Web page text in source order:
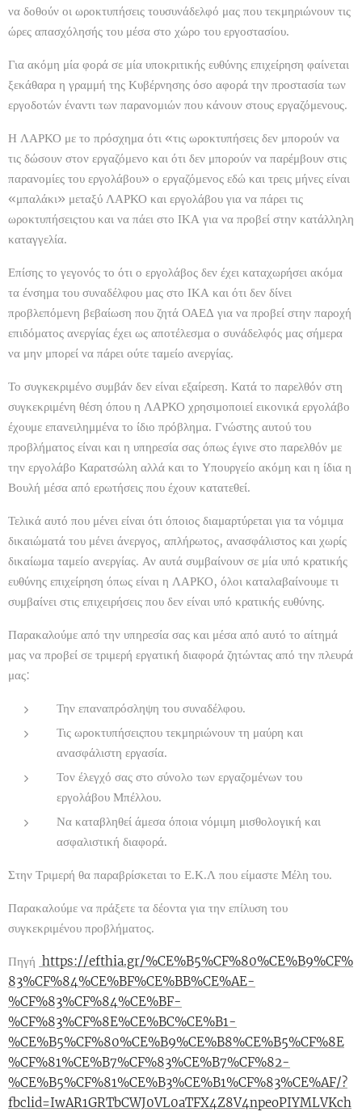
να δοθούν οι ωροκτυπήσεις τουσυνάδελφό μας που τεκμηριώνουν τις
ώρες απασχόλησής του μέσα στο χώρο του εργοστασίου.
Για ακόμη μία φορά σε μία υποκριτικής ευθύνης επιχείρηση φαίνεται
ξεκάθαρα η γραμμή της Κυβέρνησης όσο αφορά την προστασία των
εργοδοτών έναντι των παρανομιών που κάνουν στους εργαζόμενους.
Η ΛΑΡΚΟ με το πρόσχημα ότι «τις ωροκτυπήσεις δεν μπορούν να
τις δώσουν στον εργαζόμενο και ότι δεν μπορούν να παρέμβουν στις
παρανομίες του εργολάβου» ο εργαζόμενος εδώ και τρεις μήνες είναι
«μπαλάκι» μεταξύ ΛΑΡΚΟ και εργολάβου για να πάρει τις
ωροκτυπήσειςτου και να πάει στο ΙΚΑ για να προβεί στην κατάλληλη
καταγγελία.
Επίσης το γεγονός το ότι ο εργολάβος δεν έχει καταχωρήσει ακόμα
τα ένσημα του συναδέλφου μας στο ΙΚΑ και ότι δεν δίνει
προβλεπόμενη βεβαίωση που ζητά ΟΑΕΔ για να προβεί στην παροχή
επιδόματος ανεργίας έχει ως αποτέλεσμα ο συνάδελφός μας σήμερα
να μην μπορεί να πάρει ούτε ταμείο ανεργίας.
Το συγκεκριμένο συμβάν δεν είναι εξαίρεση. Κατά το παρελθόν στη
συγκεκριμένη θέση όπου η ΛΑΡΚΟ χρησιμοποιεί εικονικά εργολάβο
έχουμε επανειλημμένα το ίδιο πρόβλημα. Γνώστης αυτού του
προβλήματος είναι και η υπηρεσία σας όπως έγινε στο παρελθόν με
την εργολάβο Καρατσώλη αλλά και το Υπουργείο ακόμη και η ίδια η
Βουλή μέσα από ερωτήσεις που έχουν κατατεθεί.
Τελικά αυτό που μένει είναι ότι όποιος διαμαρτύρεται για τα νόμιμα
δικαιώματά του μένει άνεργος, απλήρωτος, ανασφάλιστος και χωρίς
δικαίωμα ταμείο ανεργίας. Αν αυτά συμβαίνουν σε μία υπό κρατικής
ευθύνης επιχείρηση όπως είναι η ΛΑΡΚΟ, όλοι καταλαβαίνουμε τι
συμβαίνει στις επιχειρήσεις που δεν είναι υπό κρατικής ευθύνης.
Παρακαλούμε από την υπηρεσία σας και μέσα από αυτό το αίτημά
μας να προβεί σε τριμερή εργατική διαφορά ζητώντας από την πλευρά
μας:
Την επαναπρόσληψη του συναδέλφου.
Τις ωροκτυπήσειςπου τεκμηριώνουν τη μαύρη και
ανασφάλιστη εργασία.
Τον έλεγχό σας στο σύνολο των εργαζομένων του
εργολάβου Μπέλλου.
Να καταβληθεί άμεσα όποια νόμιμη μισθολογική και
ασφαλιστική διαφορά.
Στην Τριμερή θα παραβρίσκεται το Ε.Κ.Λ που είμαστε Μέλη του.
Παρακαλούμε να πράξετε τα δέοντα για την επίλυση του
συγκεκριμένου προβλήματος.
Πηγή https://efthia.gr/%CE%B5%CF%80%CE%B9%CF%
83%CF%84%CE%BF%CE%BB%CE%AE-
%CF%83%CF%84%CE%BF-
%CF%83%CF%8E%CE%BC%CE%B1-
%CE%B5%CF%80%CE%B9%CE%B8%CE%B5%CF%8E
%CF%81%CE%B7%CF%83%CE%B7%CF%82-
%CE%B5%CF%81%CE%B3%CE%B1%CF%83%CE%AF/?
fbclid=IwAR1GRTbCWJ0VL0aTFX4Z8V4npeoPIYMLVKch